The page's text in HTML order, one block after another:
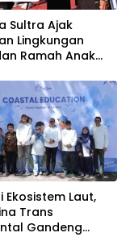
Sultra Ajak
Lingkungan
Ramah Anak
2026
Ekosistem Laut,
Trans
Gandeng